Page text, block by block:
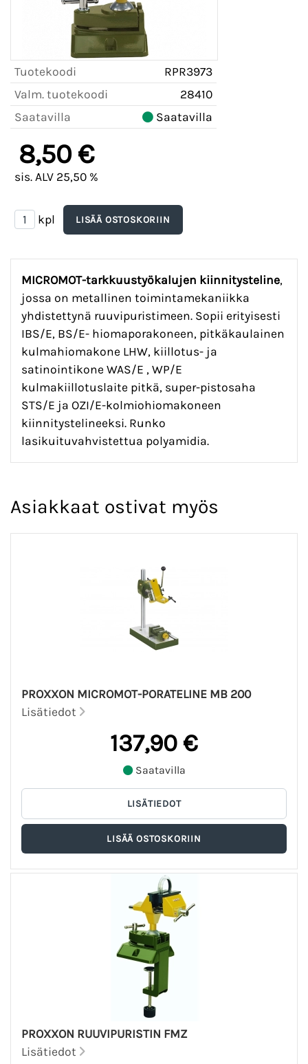
Tuotekoodi
RPR3973
Valm. tuotekoodi
28410
Saatavilla
Saatavilla
8,50 €
sis. ALV 25,50 %
kpl
MICROMOT-tarkkuustyökalujen kiinnitysteline,
jossa on metallinen toimintamekaniikka
yhdistettynä ruuvipuristimeen. Sopii erityisesti
IBS/E, BS/E- hiomaporakoneen, pitkäkaulainen
kulmahiomakone LHW, kiillotus- ja
satinointikone WAS/E , WP/E
kulmakiillotuslaite pitkä, super-pistosaha
STS/E ja OZI/E-kolmiohiomakoneen
kiinnitystelineeksi. Runko
lasikuituvahvistettua polyamidia.
Asiakkaat ostivat myös
PROXXON MICROMOT-PORATELINE MB 200
Lisätiedot
137,90 €
Saatavilla
PROXXON RUUVIPURISTIN FMZ
Lisätiedot